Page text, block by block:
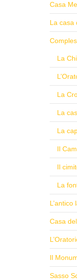
Casa
La casa
La
La
La
La
Il
Il
La
L’antico
Casa
Il
Sasso